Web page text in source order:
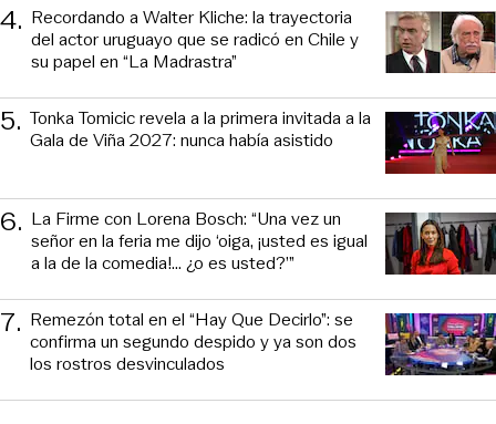
4. Recordando a Walter Kliche: la trayectoria
del actor uruguayo que se radicó en Chile y
su papel en “La Madrastra”
5. Tonka Tomicic revela a la primera invitada a la
Gala de Viña 2027: nunca había asistido
6. La Firme con Lorena Bosch: “Una vez un
señor en la feria me dijo ‘oiga, ¡usted es igual
a la de la comedia!... ¿o es usted?’”
7. Remezón total en el “Hay Que Decirlo”: se
confirma un segundo despido y ya son dos
los rostros desvinculados